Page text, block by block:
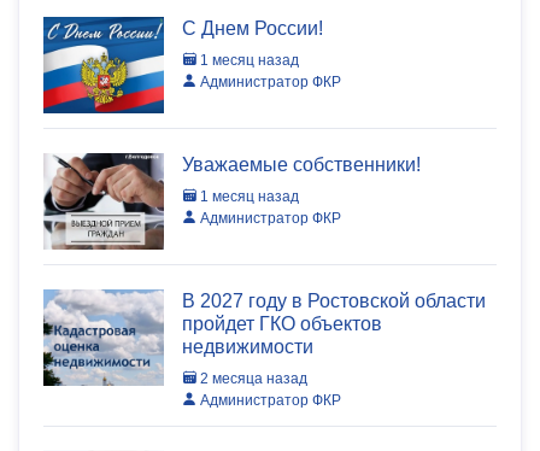
C Днем России!
1 месяц назад
Администратор ФКР
Уважаемые собственники!
1 месяц назад
Администратор ФКР
В 2027 году в Ростовской области
пройдет ГКО объектов
недвижимости
2 месяца назад
Администратор ФКР